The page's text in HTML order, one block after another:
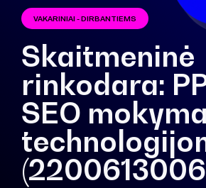
VAKARINIAI - DIRBANTIEMS
Skaitmeninė
rinkodara:
SEO